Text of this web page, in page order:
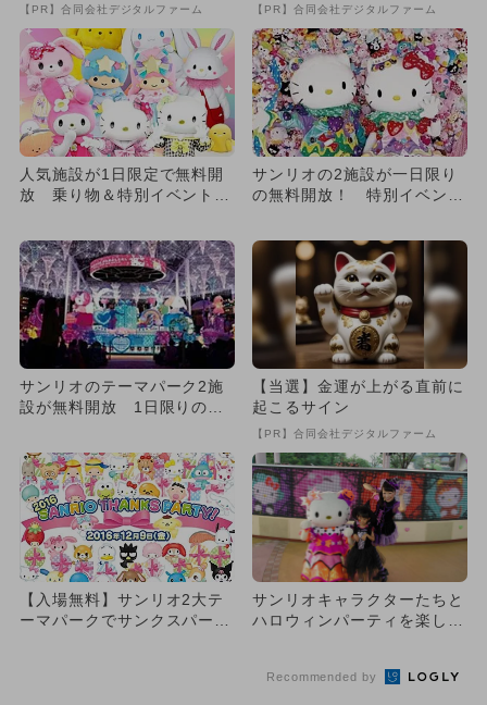
【PR】合同会社デジタルファーム 【PR】合同会社デジタルファーム
人気施設が1日限定で無料開
放 乗り物＆特別イベントも
サンリオの2施設が一日限り
の無料開放！ 特別イベント
サンリオのテーマパーク2施
設が無料開放 1日限りの特
【当選】金運が上がる直前に
起こるサイン
【PR】合同会社デジタルファーム
【入場無料】サンリオ2大テ
ーマパークでサンクスパーテ
サンリオキャラクターたちと
ハロウィンパーティを楽しも
Recommended by